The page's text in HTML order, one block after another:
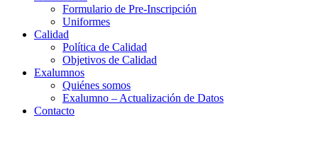
Formulario de Pre-Inscripción
Uniformes
Calidad
Política de Calidad
Objetivos de Calidad
Exalumnos
Quiénes somos
Exalumno – Actualización de Datos
Contacto